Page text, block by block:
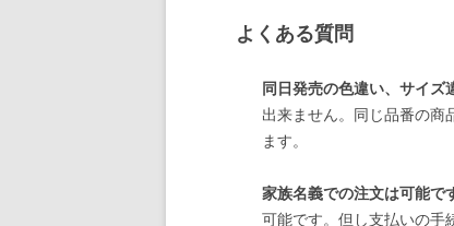
よくある質問
同日発売の色違い、サイズ
出来ません。同じ品番の商
ます。
家族名義での注文は可能で
可能です。但し支払いの手